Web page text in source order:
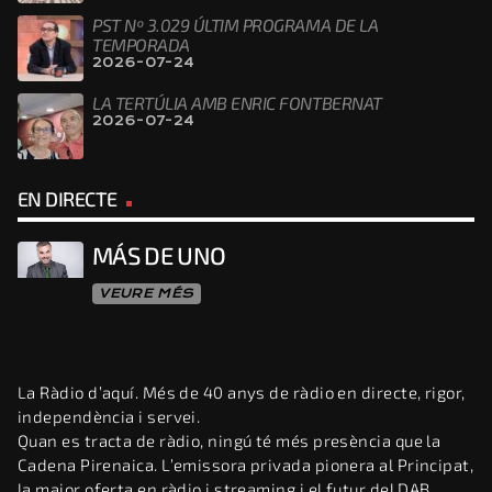
PST Nº 3.029 ÚLTIM PROGRAMA DE LA
TEMPORADA
2026-07-24
LA TERTÚLIA AMB ENRIC FONTBERNAT
2026-07-24
EN DIRECTE
MÁS DE UNO
VEURE MÉS
La Ràdio d’aquí. Més de 40 anys de ràdio en directe, rigor,
independència i servei.
Quan es tracta de ràdio, ningú té més presència que la
Cadena Pirenaica. L’emissora privada pionera al Principat,